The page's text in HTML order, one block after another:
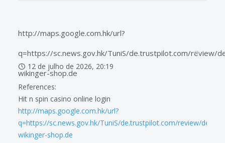
http://maps.google.com.hk/url?
q=https://sc.news.gov.hk/TuniS/de.trustpilot.com/review/
wikinger-shop.de
12 de julho de 2026, 20:19
References:
Hit n spin casino online login
http://maps.google.com.hk/url?
q=https://sc.news.gov.hk/TuniS/de.trustpilot.com/review/der-
wikinger-shop.de